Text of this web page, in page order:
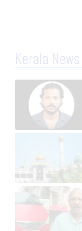
Kerala News